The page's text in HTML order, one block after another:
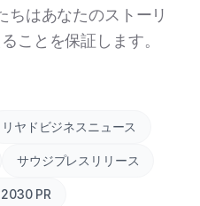
ちはあなたのストーリ
ことを保証します。
リヤドビジネスニュース
サウジプレスリリース
PR